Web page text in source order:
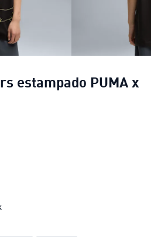
estampado PUMA x
para juniors estampado PUMA